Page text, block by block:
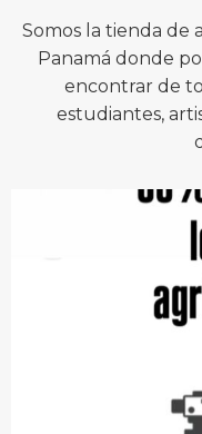
Somos la tienda de
Panamá donde
encontrar de
estudiantes,